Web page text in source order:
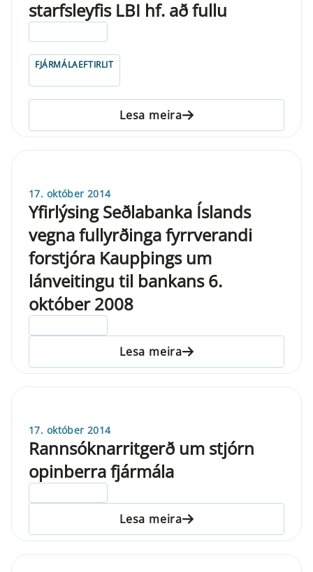
starfsleyfis LBI hf. að fullu
FJÁRMÁLAEFTIRLIT
Lesa meira
17. október 2014
Yfirlýsing Seðlabanka Íslands
vegna fullyrðinga fyrrverandi
forstjóra Kaupþings um
lánveitingu til bankans 6.
október 2008
Lesa meira
17. október 2014
Rannsóknarritgerð um stjórn
opinberra fjármála
Lesa meira